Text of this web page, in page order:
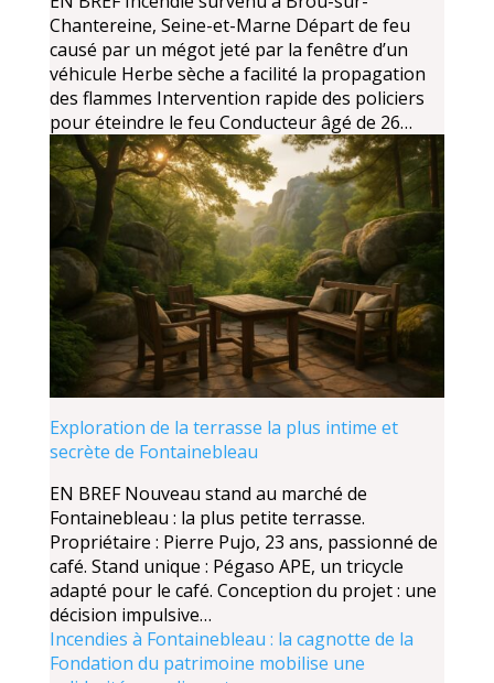
Chantereine, Seine-et-Marne Départ de feu
causé par un mégot jeté par la fenêtre d’un
véhicule Herbe sèche a facilité la propagation
des flammes Intervention rapide des policiers
pour éteindre le feu Conducteur âgé de 26…
Exploration de la terrasse la plus intime et
secrète de Fontainebleau
EN BREF Nouveau stand au marché de
Fontainebleau : la plus petite terrasse.
Propriétaire : Pierre Pujo, 23 ans, passionné de
café. Stand unique : Pégaso APE, un tricycle
adapté pour le café. Conception du projet : une
décision impulsive…
Incendies à Fontainebleau : la cagnotte de la
Fondation du patrimoine mobilise une